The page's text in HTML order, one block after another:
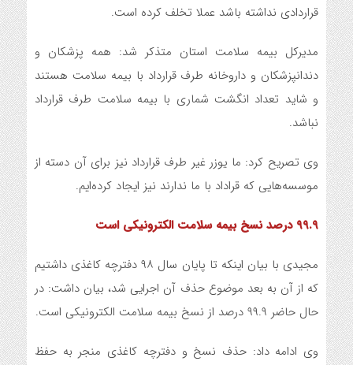
قراردادی نداشته باشد عملا تخلف کرده است.
مدیرکل بیمه سلامت استان متذکر شد: همه پزشکان و
دندانپزشکان و داروخانه طرف قرارداد با بیمه سلامت هستند
و شاید تعداد انگشت شماری با بیمه سلامت طرف قرارداد
نباشد.
وی تصریح کرد: ما یوزر غیر طرف قرارداد نیز برای آن دسته از
موسسه‌هایی که قراداد با ما ندارند نیز ایجاد کرده‌ایم.
۹۹.۹ درصد نسخ بیمه سلامت الکترونیکی است
مجیدی با بیان اینکه تا پایان سال ۹۸ دفترچه کاغذی داشتیم
که از آن به بعد موضوع حذف آن اجرایی شد، بیان داشت: در
حال حاضر ۹۹.۹ درصد از نسخ بیمه سلامت الکترونیکی است.
وی ادامه داد: حذف نسخ و دفترچه کاغذی منجر به حفظ